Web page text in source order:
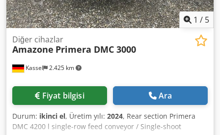
1 / 5
Kassel 2.425 km
Diğer cihazlar
Amazone Primera DMC 3000
Fiyat bilgisi Ara
Durum: ikinci el, Üretim yılı: 2024, Rear section Primera
DMC 4200 l single-row feed conveyor / Single-shoot